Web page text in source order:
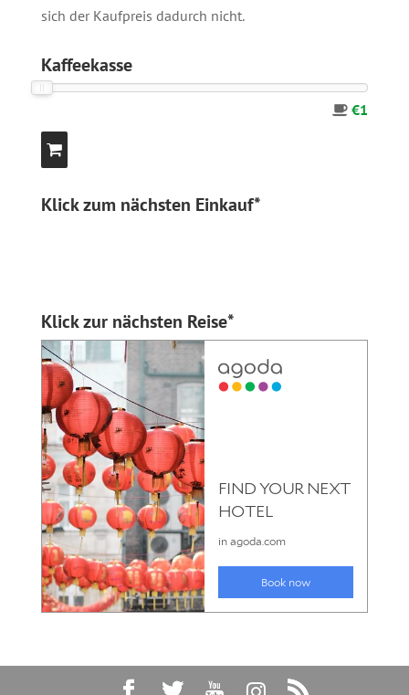
sich der Kaufpreis dadurch nicht.
Kaffeekasse
€1
Klick zum nächsten Einkauf*
Klick zur nächsten Reise*